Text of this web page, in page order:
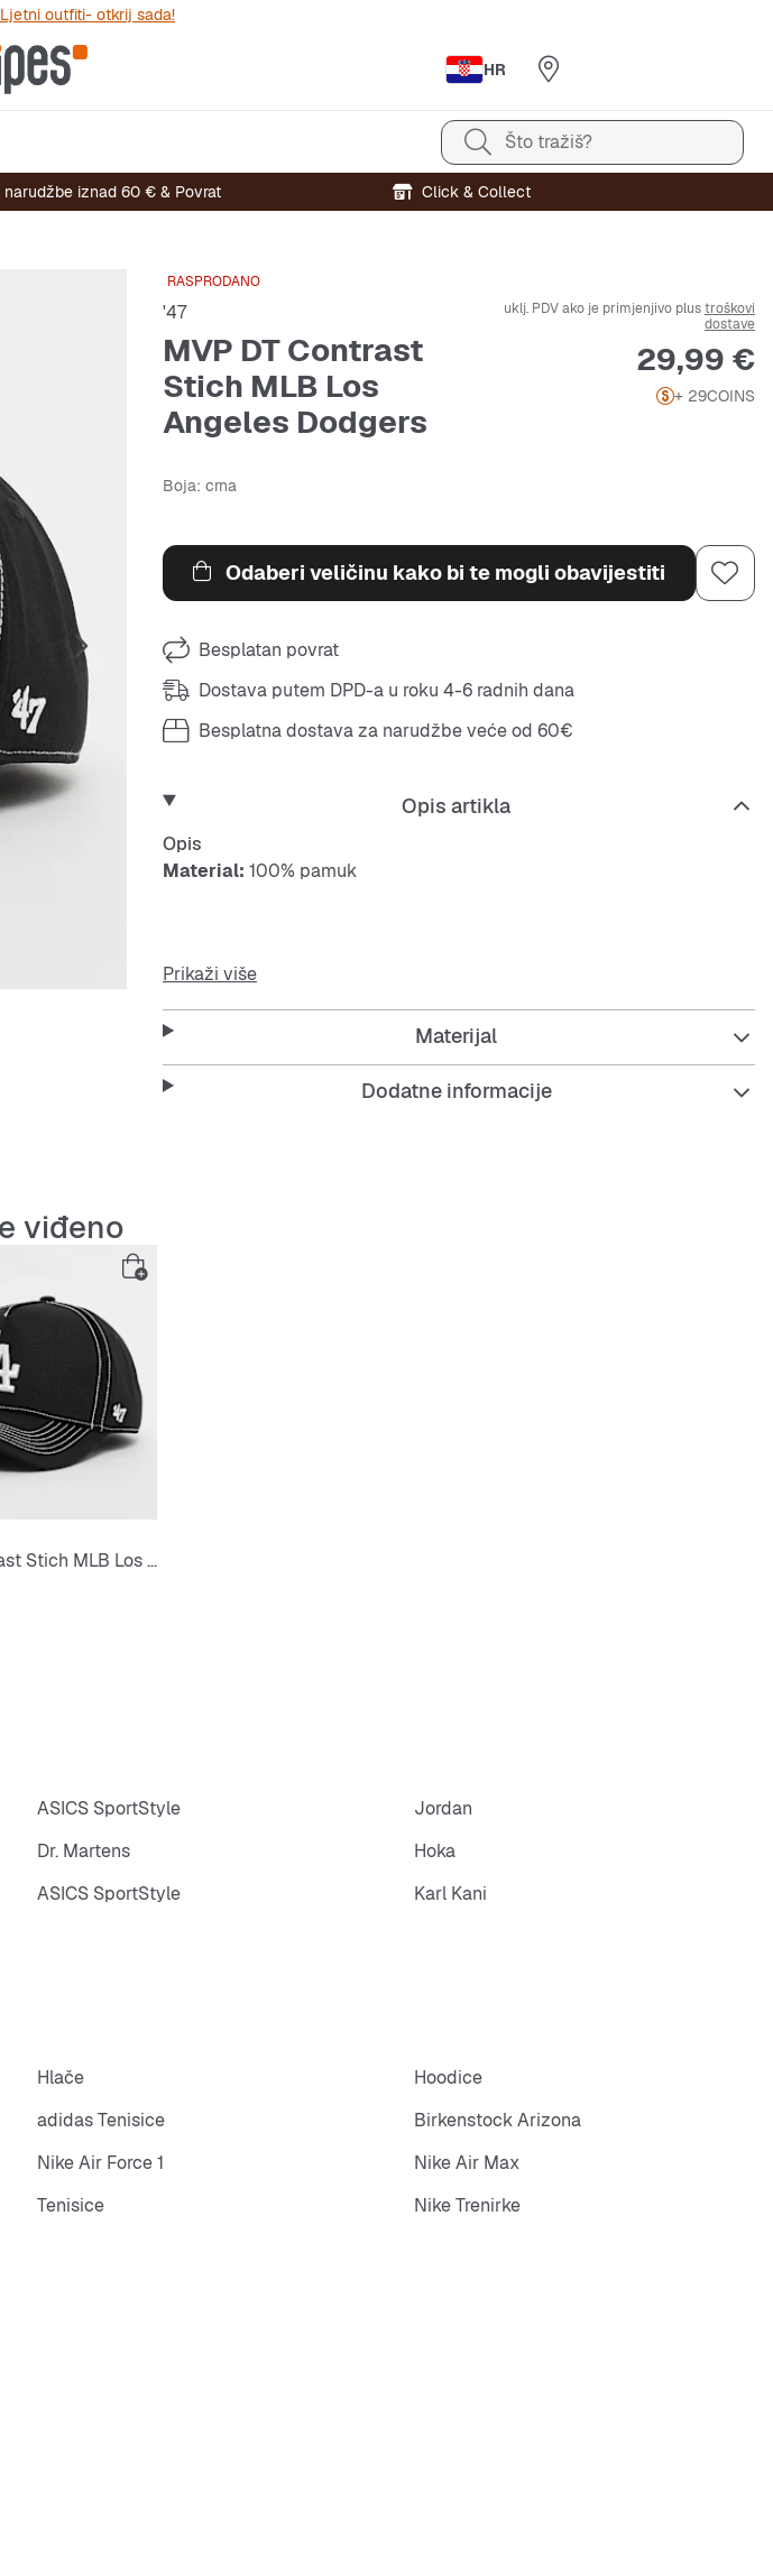
outfiti- otkrij sada!
HR
Što tražiš?
iznad 60 € & Povrat Click & Collect
RASPRODANO
'47
MVP DT Contrast
Stich MLB Los
Angeles Dodgers
uklj. PDV ako je primjenjivo plustroškovi
dostave
Cijena
29,99 €
+ 29COINS
Boja: crna
Odaberi veličinu kako bi te mogli obavijestiti
Besplatan povrat
Dostava putem DPD-a u roku 4-6 radnih dana
Besplatna dostava za narudžbe veće od 60€
Opis artikla
Opis
Material: 100% pamuk
Ovaj materijal je mekan i ugodan, savršen za svakodnevno nošenje.
Prikaži više
Materijal
Dodatne informacije
viđeno
MVP DT Contrast Stich MLB Los Angeles Dodgers
ASICS SportStyle
Jordan
Dr. Martens
Hoka
ASICS SportStyle
Karl Kani
Hlače
Hoodice
adidas Tenisice
Birkenstock Arizona
Nike Air Force 1
Nike Air Max
Tenisice Nike Trenirke